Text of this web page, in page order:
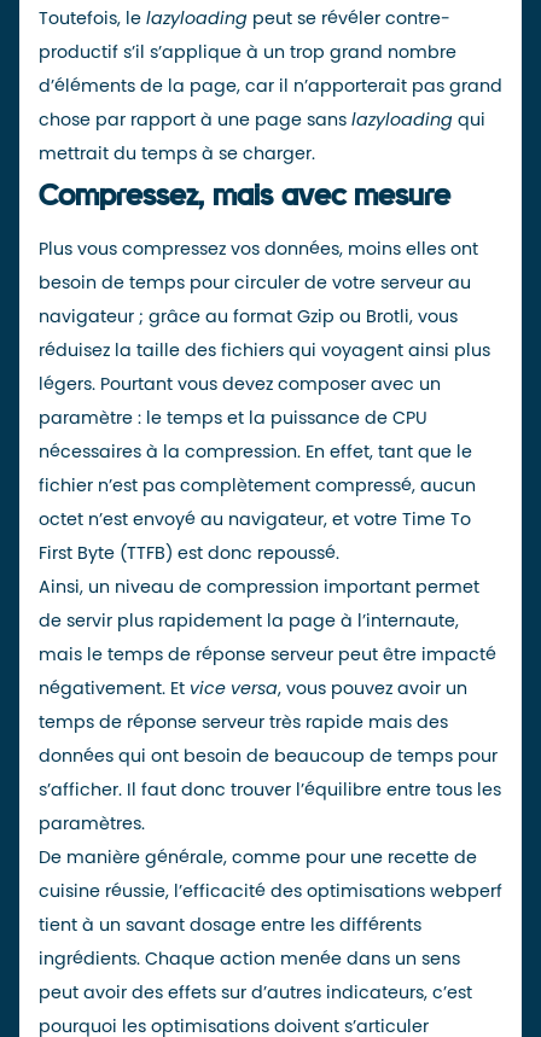
Toutefois, le lazyloading peut se révéler contre-
productif s’il s’applique à un trop grand nombre
d’éléments de la page, car il n’apporterait pas grand
chose par rapport à une page sans lazyloading qui
mettrait du temps à se charger.
Compressez, mais avec mesure
Plus vous compressez vos données, moins elles ont
besoin de temps pour circuler de votre serveur au
navigateur ; grâce au format Gzip ou Brotli, vous
réduisez la taille des fichiers qui voyagent ainsi plus
légers. Pourtant vous devez composer avec un
paramètre : le temps et la puissance de CPU
nécessaires à la compression. En effet, tant que le
fichier n’est pas complètement compressé, aucun
octet n’est envoyé au navigateur, et votre Time To
First Byte (TTFB) est donc repoussé.
Ainsi, un niveau de compression important permet
de servir plus rapidement la page à l’internaute,
mais le temps de réponse serveur peut être impacté
négativement. Et vice versa, vous pouvez avoir un
temps de réponse serveur très rapide mais des
données qui ont besoin de beaucoup de temps pour
s’afficher. Il faut donc trouver l’équilibre entre tous les
paramètres.
De manière générale, comme pour une recette de
cuisine réussie, l’efficacité des optimisations webperf
tient à un savant dosage entre les différents
ingrédients. Chaque action menée dans un sens
peut avoir des effets sur d’autres indicateurs, c’est
pourquoi les optimisations doivent s’articuler